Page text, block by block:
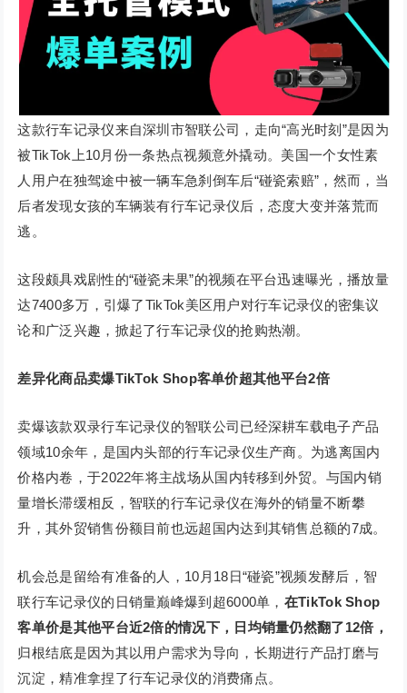
这款行车记录仪来自深圳市智联公司，走向“高光时刻”是因为
被TikTok上10月份一条热点视频意外撬动。美国一个女性素
人用户在独驾途中被一辆车急刹倒车后“碰瓷索赔”，然而，当
后者发现女孩的车辆装有行车记录仪后，态度大变并落荒而
逃。
这段颇具戏剧性的“碰瓷未果”的视频在平台迅速曝光，播放量
达7400多万，引爆了TikTok美区用户对行车记录仪的密集议
论和广泛兴趣，掀起了行车记录仪的抢购热潮。
差异化商品卖爆TikTok Shop客单价超其他平台2倍
卖爆该款双录行车记录仪的智联公司已经深耕车载电子产品
领域10余年，是国内头部的行车记录仪生产商。为逃离国内
价格内卷，于2022年将主战场从国内转移到外贸。与国内销
量增长滞缓相反，智联的行车记录仪在海外的销量不断攀
升，其外贸销售份额目前也远超国内达到其销售总额的7成。
机会总是留给有准备的人，10月18日“碰瓷”视频发酵后，智
联行车记录仪的日销量巅峰爆到超6000单， 在TikTok Shop
客单价是其他平台近2倍的情况下，日均销量仍然翻了12倍，
归根结底是因为其以用户需求为导向，长期进行产品打磨与
沉淀，精准拿捏了行车记录仪的消费痛点。